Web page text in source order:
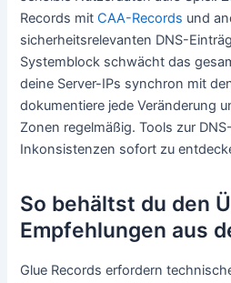
Records mitCAA-Records und
sicherheitsrelevanten DNS-
Systemblock schwächt das
deine Server-IPs synchron mit
dokumentiere jede Veränderung
Zonen regelmäßig. Tools zur
Inkonsistenzen sofort zu
So behältst du den
Empfehlungen aus
Glue Records erfordern